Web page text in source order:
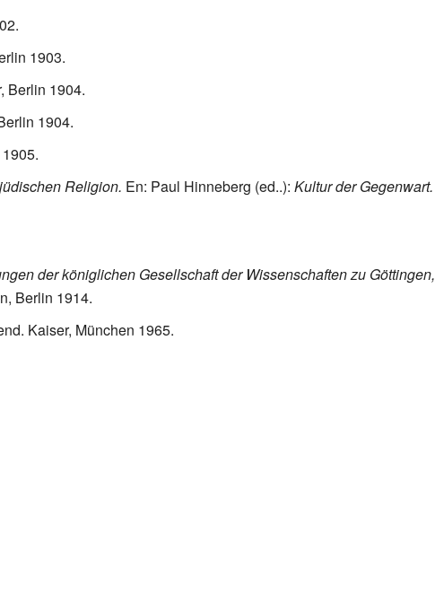
1903.
Berlin 1904.
1904.
Religion. En: Paul Hinneberg (ed..): Kultur der Gegenwart.
der königlichen Gesellschaft der Wissenschaften zu Göttingen,
Berlin 1914.
Kaiser, München 1965.